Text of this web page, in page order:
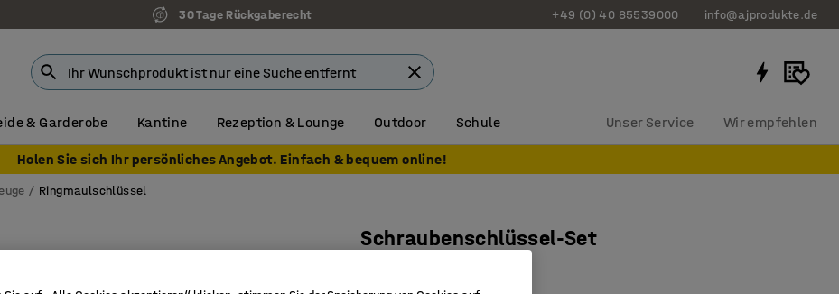
30 Tage Rückgaberecht +49 (0) 40 85539000 info@ajprodukte.de
& Garderobe Kantine Rezeption & Lounge Outdoor Schule Unser Service Wir empfehlen
Holen Sie sich Ihr persönliches Angebot. Einfach & bequem online!
Ringmaulschlüssel
Schraubenschlüssel-Set